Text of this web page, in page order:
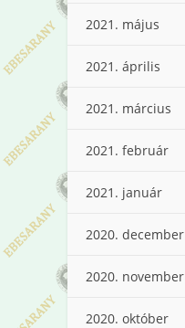
2021. május
2021. április
2021. március
2021. február
2021. január
2020. december
2020. november
2020. október